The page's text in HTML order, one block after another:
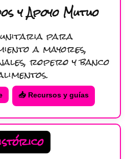
y Apoyo Mutuo
para
a mayores,
ropero y banco
📥 Recursos y guías